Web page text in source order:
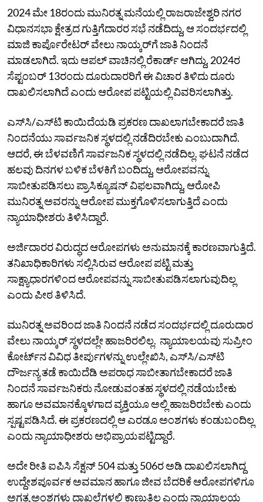
2024 ಮೇ 18ರಂದು ಮುನಿರತ್ನ ಮನೆಯಲ್ಲಿ ರಾಜರಾಜೇಶ್ವರಿ ನಗರ
ವಿಧಾನಸಭಾ ಕ್ಷೇತ್ರದ ಗುತ್ತಿಗೆದಾರರ ಸಭೆ ನಡೆದಿದ್ದು, ಆ ಸಂದರ್ಭದಲ್ಲಿ
ಮಾಜಿ ಕಾರ್ಪೊರೇಟರ್‌ ವೇಲು ನಾಯ್ಕರ್‌ಗೆ ಜಾತಿ ನಿಂದನೆ
ಮಾಡಲಾಗಿದೆ. ಇದು ಆಪಲ್‌ ವಾಚಿನಲ್ಲಿ ರೆಕಾರ್ಡ್‌ ಆಗಿದ್ದು, 2024ರ
ಸೆಪ್ಟಂಬರ್‌ 13ರಂದು ದೂರುದಾರರಿಗೆ ಈ ವಿಚಾರ ತಿಳಿದು ದೂರು
ದಾಖಲಿಸಲಾಗಿದೆ ಎಂದು ಆರೋಪ ಪಟ್ಟಿಯಲ್ಲಿ ವಿವರಿಸಲಾಗಿತ್ತು.
ಎಸ್‌ಸಿ/ಎಸ್‌ಟಿ ಕಾಯಿದೆಯಡಿ ಪ್ರಕರಣ ದಾಖಲಾಗಬೇಕಾದರೆ ಜಾತಿ
ನಿಂದನೆಯು ಸಾರ್ವಜನಿಕ ಸ್ಥಳದಲ್ಲಿ ನಡೆದಿರಬೇಕು ಎಂಬುದಾಗಿದೆ.
ಆದರೆ, ಈ ಬೆಳವಣಿಗೆ ಸಾರ್ವಜನಿಕ ಸ್ಥಳದಲ್ಲಿ ನಡೆದಿಲ್ಲ. ಘಟನೆ ನಡೆದ
ಹಲವು ದಿನಗಳ ಬಳಿಕ ಬೆಳಕಿಗೆ ಬಂದಿದ್ದು, ಆರೋಪವನ್ನು
ಸಾಬೀತುಪಡಿಸಲು ಪ್ರಾಸಿಕ್ಯೂಷನ್‌ ವಿಫಲವಾಗಿದ್ದು, ಆರೋಪಿ
ಮುನಿರತ್ನ ಅವರನ್ನು ಆರೋಪ ಮುಕ್ತಗೊಳಿಸಲಾಗುತ್ತಿದೆ ಎಂದು
ನ್ಯಾಯಾಧೀಶರು ತಿಳಿಸಿದ್ದಾರೆ.
ಅರ್ಜಿದಾರರ ವಿರುದ್ಧದ ಆರೋಪಗಳು ಅನುಮಾನಕ್ಕೆ ಕಾರಣವಾಗುತ್ತಿದೆ.
ತನಿಖಾಧಿಕಾರಿಗಳು ಸಲ್ಲಿಸಿರುವ ಆರೋಪ ಪಟ್ಟಿ ಮತ್ತು
ಸಾಕ್ಷ್ಯಾಧಾರಗಳಿಂದ ಆರೋಪವನ್ನು ಸಾಬೀತುಪಡಿಸಲಾಗುವುದಿಲ್ಲ
ಎಂದು ಪೀಠ ತಿಳಿಸಿದೆ.
ಮುನಿರತ್ನ ಅವರಿಂದ ಜಾತಿ ನಿಂದನೆ ನಡೆದ ಸಂದರ್ಭದಲ್ಲಿ ದೂರುದಾರ
ವೇಲು ನಾಯ್ಕರ್ ಸ್ಥಳದಲ್ಲೇ ಹಾಜರಿರಲಿಲ್ಲ. ನ್ಯಾಯಾಲಯವು ಸುಪ್ರೀಂ
ಕೋರ್ಟ್‌ನ ವಿವಿಧ ತೀರ್ಪುಗಳನ್ನು ಉಲ್ಲೇಖಿಸಿ, ಎಸ್‌ಸಿ/ಎಸ್‌ಟಿ
ದೌರ್ಜನ್ಯ ತಡೆ ಕಾಯಿದೆಡಿ ಅಪರಾಧ ಸಾಬೀತಾಗಬೇಕಾದರೆ ಜಾತಿ
ನಿಂದನೆ ಸಾರ್ವಜನಿಕರು ನೋಡುವಂತಹ ಸ್ಥಳದಲ್ಲಿ ನಡೆಯಬೇಕು
ಹಾಗೂ ಅವಮಾನಕ್ಕೊಳಗಾದ ವ್ಯಕ್ತಿಯೂ ಅಲ್ಲಿ ಹಾಜರಿರಬೇಕು ಎಂದು
ಸ್ಪಷ್ಟಪಡಿಸಿದೆ. ಈ ಪ್ರಕರಣದಲ್ಲಿ ಆ ಎರಡೂ ಅಂಶಗಳು ಕಂಡುಬಂದಿಲ್ಲ
ಎಂದು ನ್ಯಾಯಾಧೀಶರು ಅಭಿಪ್ರಾಯಪಟ್ಟಿದ್ದಾರೆ.
ಅದೇ ರೀತಿ ಐಪಿಸಿ ಸೆಕ್ಷನ್‌ 504 ಮತ್ತು 506ರ ಅಡಿ ದಾಖಲಿಸಲಾಗಿದ್ದ
ಉದ್ದೇಶಪೂರ್ವಕ ಅವಮಾನ ಹಾಗೂ ಜೀವ ಬೆದರಿಕೆ ಆರೋಪಗಳಿಗೂ
ಅಗತ್ಯ ಅಂಶಗಳು ದಾಖಲೆಗಳಲ್ಲಿ ಕಾಣುತ್ತಿಲ್ಲ ಎಂದು ನ್ಯಾಯಾಲಯ